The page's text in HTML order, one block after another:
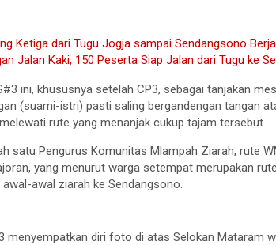
Ketiga dari Tugu Jogja sampai Sendangsono
Jalan Kaki, 150 Peserta Siap Jalan dari Tugu ke
ini, khususnya setelah CP3, sebagai tanjakan
(suami-istri) pasti saling bergandengan tangan
rute yang menanjak cukup tajam tersebut.
satu Pengurus Komunitas Mlampah Ziarah, rute
yang menurut warga setempat merupakan
awal ziarah ke Sendangsono.
menyempatkan diri foto di atas Selokan Mataram